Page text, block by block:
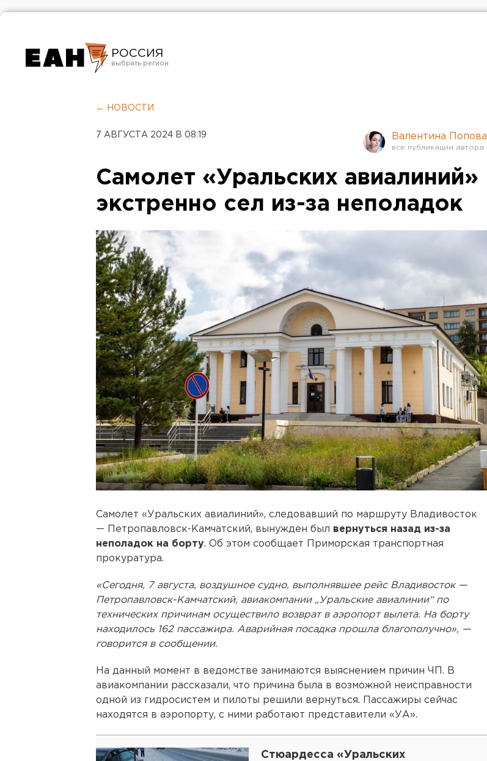
РОССИЯ
Челябинск
← НОВОСТИ
7 АВГУСТА 2024 В 08:19 Валентина Попова
Самолет «Уральских авиалиний»
экстренно сел из-за неполадок
Самолет «Уральских авиалиний», следовавший по маршруту Владивосток
— Петропавловск-Камчатский, вынужден был вернуться назад из-за
неполадок на борту. Об этом сообщает Приморская транспортная
прокуратура.
«Сегодня, 7 августа, воздушное судно, выполнявшее рейс Владивосток —
Петропавловск-Камчатский, авиакомпании „Уральские авиалинии“ по
технических причинам осуществило возврат в аэропорт вылета. На борту
находилось 162 пассажира. Аварийная посадка прошла благополучно», —
говорится в сообщении.
На данный момент в ведомстве занимаются выяснением причин ЧП. В
авиакомпании рассказали, что причина была в возможной неисправности
одной из гидросистем и пилоты решили вернуться. Пассажиры сейчас
находятся в аэропорту, с ними работают представители «УА».
Стюардесса «Уральских